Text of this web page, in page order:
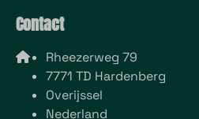
Contact
Rheezerweg 79
7771 TD Hardenberg
Overijssel
Nederland